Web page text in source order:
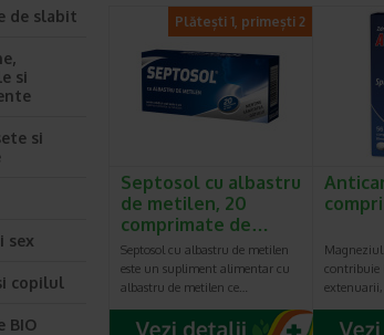
Plătești 1, primești 2
Septosol cu albastru
de metilen, 20
comprimate de…
Septosol cu albastru de metilen
este un supliment alimentar cu
albastru de metilen ce…
contribuie
de slabit
si
si
sex
copilul
BIO